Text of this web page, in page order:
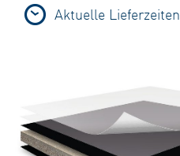
Aktuelle Lieferzeiten